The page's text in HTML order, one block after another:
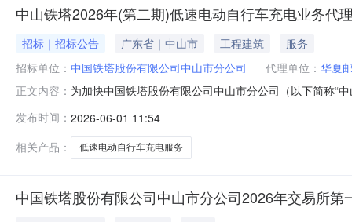
中山铁塔2026年(第二期)低速电动自行车充电业务代
招标｜招标公告 广东省｜中山市 工程建筑
服务
招标单位： 中国铁塔股份有限公司中山市分公司 代理单位： 华夏
正文内容： 为加快中国铁塔股份有限公司中山市分公司（以下简称“
下：一、招募内容及对象为支持中山市低速电动自行车
次招募的合作伙伴库（代理商）主要负责组织
发布时间： 2026-06-01 11:54
相关产品：
低速电动自行车充电服务
中国铁塔股份有限公司中山市分公司2026年交易所第